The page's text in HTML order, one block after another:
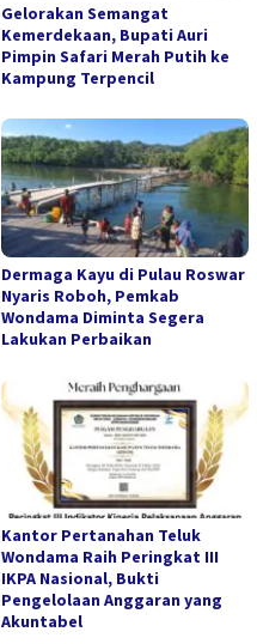
Gelorakan Semangat
Kemerdekaan, Bupati Auri
Pimpin Safari Merah Putih ke
Kampung Terpencil
Dermaga Kayu di Pulau Roswar
Nyaris Roboh, Pemkab
Wondama Diminta Segera
Lakukan Perbaikan
Kantor Pertanahan Teluk
Wondama Raih Peringkat III
IKPA Nasional, Bukti
Pengelolaan Anggaran yang
Akuntabel